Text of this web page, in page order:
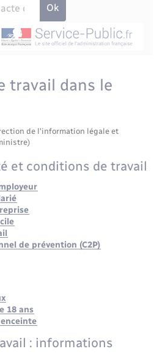
- Citoyenneté
d’occupation de l’espace
communes
travail dans le
de l'information légale et
et conditions de travail
de prévention (C2P)
18 ans
: informations